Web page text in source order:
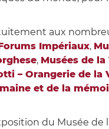
aux
Impériaux,
, Musées de
– Orangerie de la
et de la
du Musée de